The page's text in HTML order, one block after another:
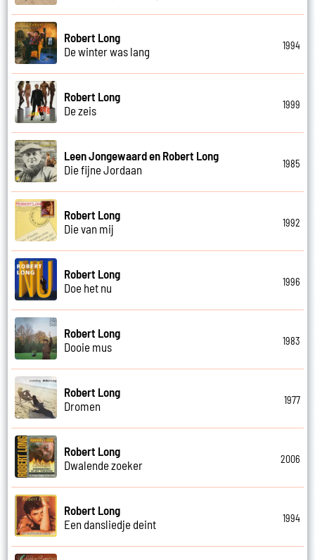
Robert Long
De winter was lang
1994
Robert Long
De zeis
1999
Leen Jongewaard en Robert Long
Die fijne Jordaan
1985
Robert Long
Die van mij
1992
Robert Long
Doe het nu
1996
Robert Long
Dooie mus
1983
Robert Long
Dromen
1977
Robert Long
Dwalende zoeker
2006
Robert Long
Een dansliedje deint
1994